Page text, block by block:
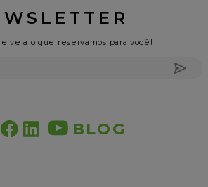
veja o que reservamos para você!
BLOG